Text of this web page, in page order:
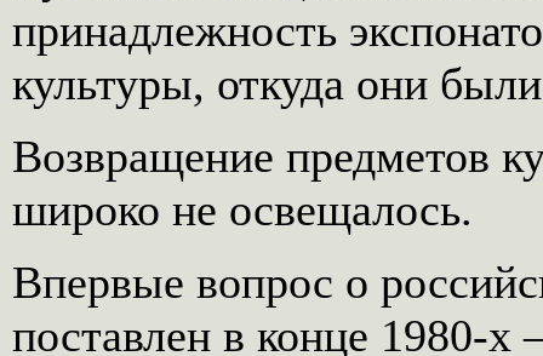
принадлежность
культуры, откуда они
Возвращение предметов
широко не освещалось.
Впервые вопрос о
поставлен в конце 1980-х